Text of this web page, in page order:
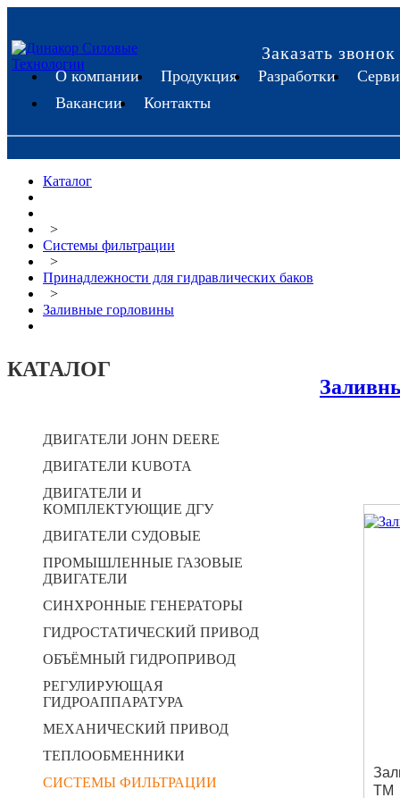
Заказать звонок
О компании Продукция Разработки
Вакансии
Контакты
Каталог
>
Системы фильтрации
>
Принадлежности для гидравлических баков
>
Заливные горловины
КАТАЛОГ
ДВИГАТЕЛИ JOHN DEERE
ДВИГАТЕЛИ KUBOTA
ДВИГАТЕЛИ И
КОМПЛЕКТУЮЩИЕ ДГУ
ДВИГАТЕЛИ СУДОВЫЕ
ПРОМЫШЛЕННЫЕ ГАЗОВЫЕ
ДВИГАТЕЛИ
СИНХРОННЫЕ ГЕНЕРАТОРЫ
ГИДРОСТАТИЧЕСКИЙ ПРИВОД
ОБЪЁМНЫЙ ГИДРОПРИВОД
РЕГУЛИРУЮЩАЯ
ГИДРОАППАРАТУРА
МЕХАНИЧЕСКИЙ ПРИВОД
ТЕПЛООБМЕННИКИ
СИСТЕМЫ ФИЛЬТРАЦИИ
TM